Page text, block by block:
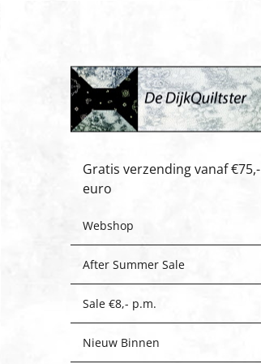
Gratis verzending vanaf €75,-
euro
Webshop
After Summer Sale
Sale €8,- p.m.
Nieuw Binnen